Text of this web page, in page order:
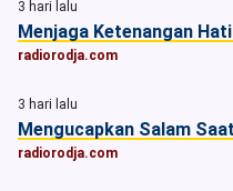
3 hari lalu
Menjaga Ketenangan
radiorodja.com
3 hari lalu
Mengucapkan Salam
radiorodja.com